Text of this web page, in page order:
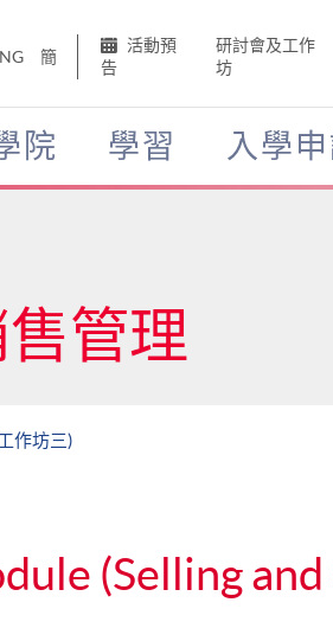
簡
活動預
告
研討會及工作
坊
院 學習 入學
管理
作坊三)
(Selling